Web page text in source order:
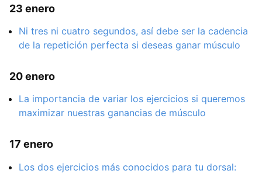
23 enero
Ni tres ni cuatro segundos, así debe ser la cadencia
de la repetición perfecta si deseas ganar músculo
20 enero
La importancia de variar los ejercicios si queremos
maximizar nuestras ganancias de músculo
17 enero
Los dos ejercicios más conocidos para tu dorsal: